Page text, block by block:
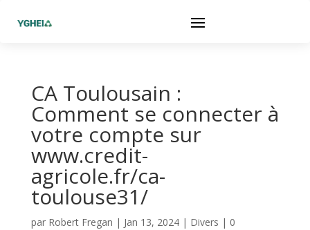
CA Toulousain :
Comment se connecter à
votre compte sur
www.credit-
agricole.fr/ca-
toulouse31/
par Robert Fregan | Jan 13, 2024| Divers | 0